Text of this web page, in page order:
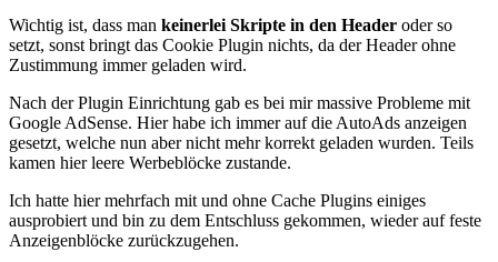
Wichtig ist, dass man keinerlei Skripte in den Header oder so
setzt, sonst bringt das Cookie Plugin nichts, da der Header ohne
Zustimmung immer geladen wird.
Nach der Plugin Einrichtung gab es bei mir massive Probleme mit
Google AdSense. Hier habe ich immer auf die AutoAds anzeigen
gesetzt, welche nun aber nicht mehr korrekt geladen wurden. Teils
kamen hier leere Werbeblöcke zustande.
Ich hatte hier mehrfach mit und ohne Cache Plugins einiges
ausprobiert und bin zu dem Entschluss gekommen, wieder auf feste
Anzeigenblöcke zurückzugehen.